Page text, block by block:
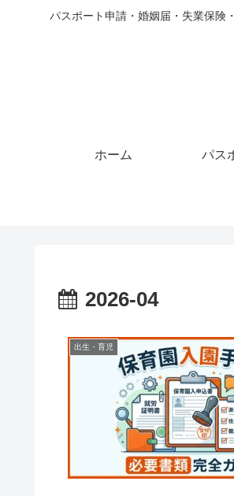
パスポート申請・婚姻届・失業保険
ホーム パス
2026-04
出生・育児